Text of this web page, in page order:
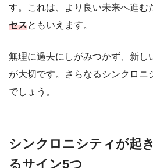
す。これは、より良い未来へ進む
セスともいえます。
無理に過去にしがみつかず、新し
が大切です。さらなるシンクロニ
でしょう。
シンクロニシティが起
るサイン5つ